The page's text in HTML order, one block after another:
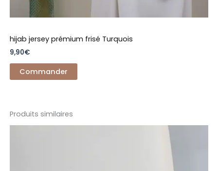
hijab jersey prémium frisé Turquois
9,90€
Commander
Produits similaires